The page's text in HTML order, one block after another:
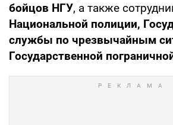
бойцов НГУ, а также
Национальной полиции,
службы по чрезвычайным
Государственной